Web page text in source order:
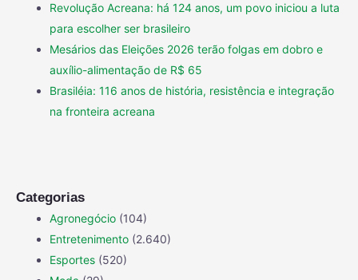
Revolução Acreana: há 124 anos, um povo iniciou a luta
para escolher ser brasileiro
Mesários das Eleições 2026 terão folgas em dobro e
auxílio-alimentação de R$ 65
Brasiléia: 116 anos de história, resistência e integração
na fronteira acreana
Categorias
Agronegócio (104)
Entretenimento (2.640)
Esportes (520)